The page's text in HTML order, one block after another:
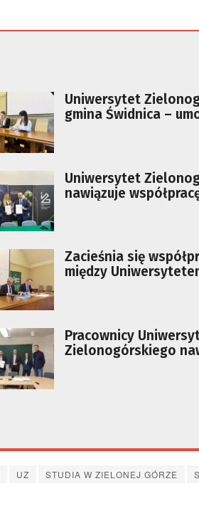
Uniwersytet
gmina Świdnica –
Uniwersytet
nawiązuje
Zacieśnia się
między
Pracownicy
Zielonogórskiego
UZ STUDIA W ZIELONEJ GÓRZE